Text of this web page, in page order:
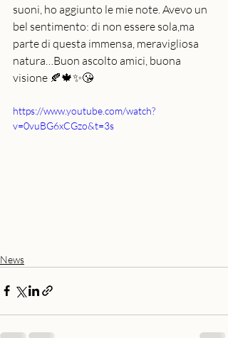
suoni, ho aggiunto le mie note. Avevo un
bel sentimento: di non essere sola,ma
parte di questa immensa, meravigliosa
natura…Buon ascolto amici, buona
visione 🍂🍁✨😘
https://www.youtube.com/watch?
v=0vuBG6xCGzo&t=3s
News